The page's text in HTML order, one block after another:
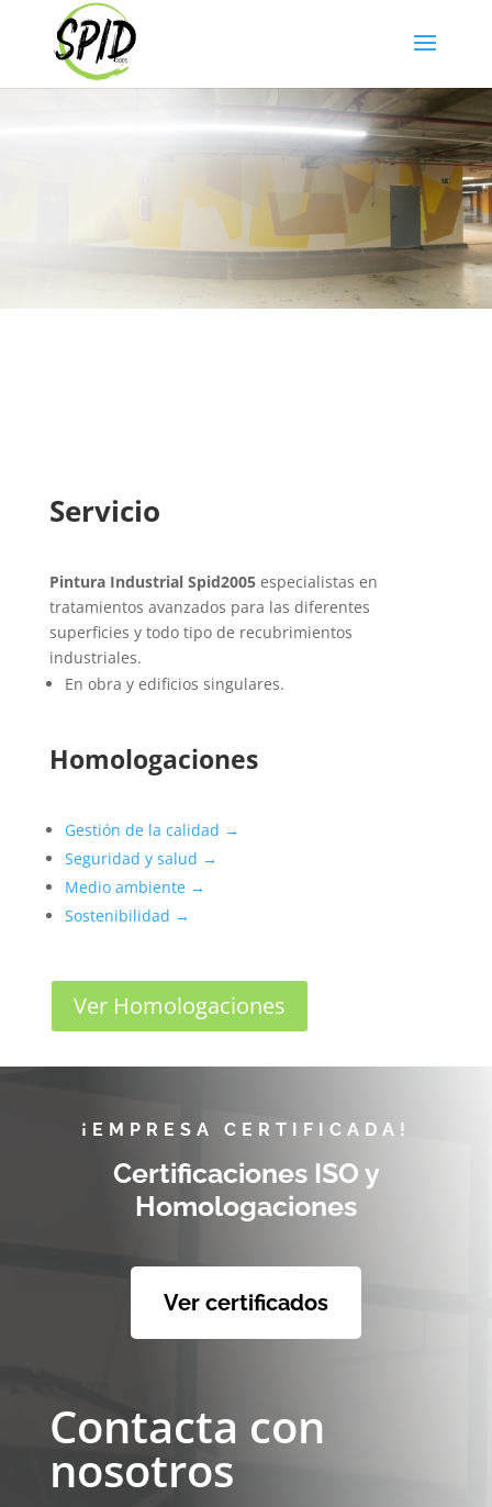
Servicio
Pintura Industrial Spid2005 especialistas en
tratamientos avanzados para las diferentes
superficies y todo tipo de recubrimientos
industriales.
En obra y edificios singulares.
Homologaciones
Gestión de la calidad →
Seguridad y salud →
Medio ambiente →
Sostenibilidad →
Ver Homologaciones
¡EMPRESA CERTIFICADA!
Certificaciones ISO y
Homologaciones
Ver certificados
Contacta con
nosotros